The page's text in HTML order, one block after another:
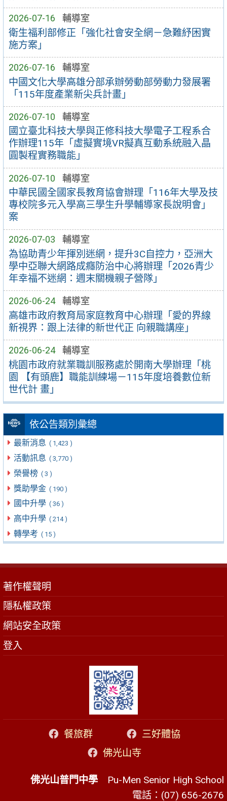
2026-07-16 輔導室
衛生福利部修正「強化社會安全網－急難紓困實
施方案」
2026-07-16 輔導室
中國文化大學高雄分部承辦勞動部勞動力發展署
「115年度產業新尖兵計畫」
2026-07-10 輔導室
國立臺北科技大學與正修科技大學電子工程系合
作辦理115年「虛擬實境VR擬真互動系統融入晶
圓製程實務職能」
2026-07-10 輔導室
中華民國全國家長教育協會辦理「116年大學及技
專校院多元入學高三學生升學輔導家長說明會」
案
2026-07-03 輔導室
為協助青少年揮別迷網，提升3C自控力，亞洲大
學中亞聯大網路成癮防治中心將辦理「2026青少
年幸福不迷網：週末關機親子營隊」
2026-06-24 輔導室
高雄市政府教育局家庭教育中心辦理「愛的界線
新視界：跟上法律的新世代正 向親職講座」
2026-06-24 輔導室
桃園市政府就業職訓服務處於開南大學辦理「桃
園 【有頭鹿】職能訓練場－115年度培養數位新
世代計 畫」
依公告類別彙總
最新消息 ( 1,423 )
活動訊息 ( 3,770 )
榮譽榜 ( 3 )
獎助學金 ( 190 )
國中升學 ( 36 )
高中升學 ( 214 )
轉學考 ( 15 )
著作權聲明
隱私權政策
網站安全政策
登入
餐旅群
三好體協
佛光山寺
佛光山普門中學 Pu-Men Senior High School
電話：(07) 656-2676